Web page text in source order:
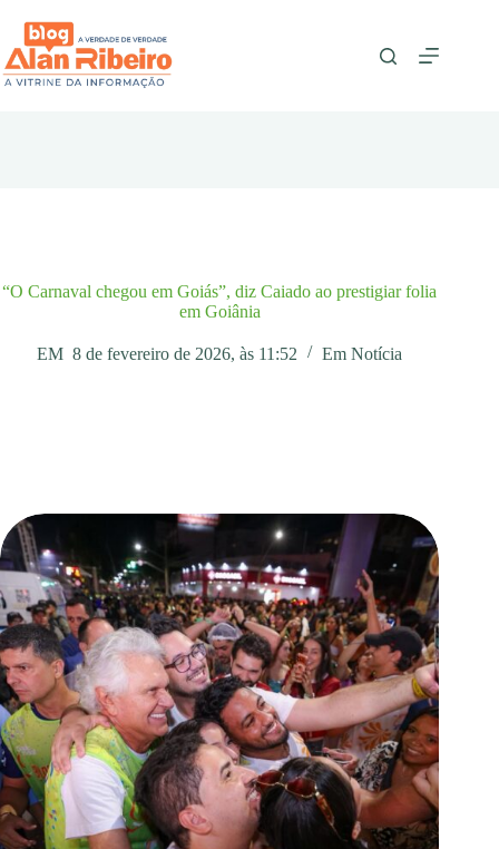
para
conteúdo
“O Carnaval chegou em Goiás”, diz Caiado ao prestigiar folia
em Goiânia
EM 8 de fevereiro de 2026, às 11:52 Em Notícia